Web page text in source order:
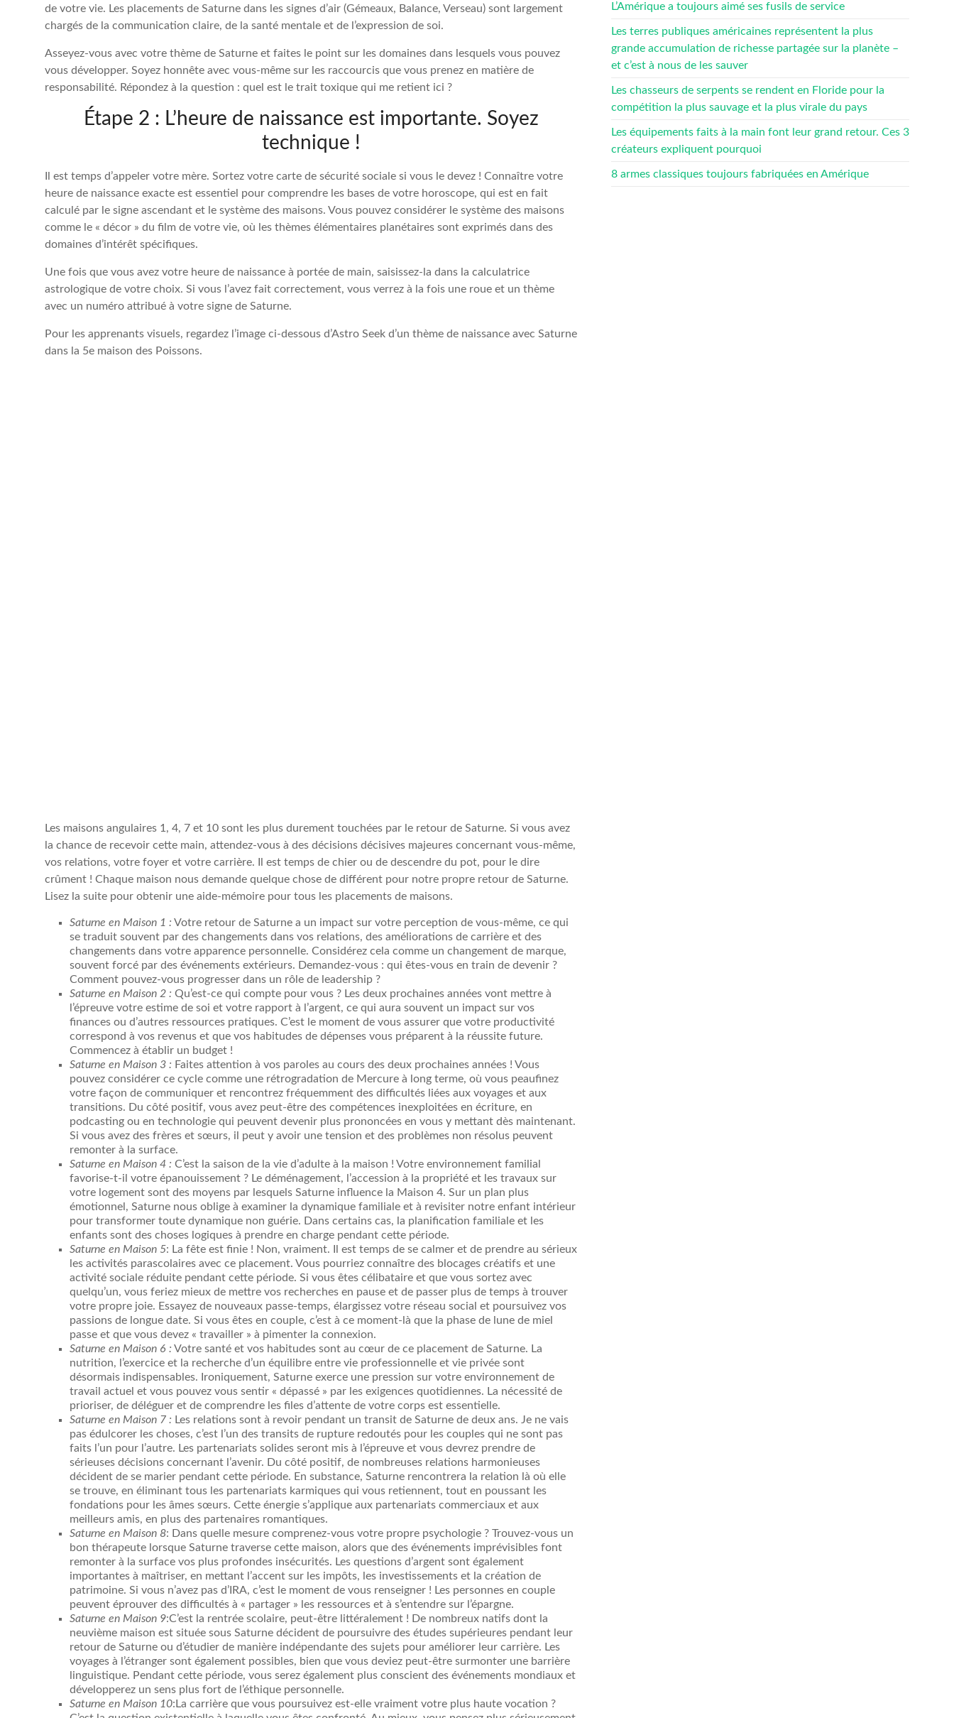
de votre vie. Les placements de Saturne dans les signes d’air (Gémeaux, Balance, Verseau) sont largement
chargés de la communication claire, de la santé mentale et de l’expression de soi.
Asseyez-vous avec votre thème de Saturne et faites le point sur les domaines dans lesquels vous pouvez
vous développer. Soyez honnête avec vous-même sur les raccourcis que vous prenez en matière de
responsabilité. Répondez à la question : quel est le trait toxique qui me retient ici ?
Étape 2 : L’heure de naissance est importante. Soyez
technique !
Il est temps d’appeler votre mère. Sortez votre carte de sécurité sociale si vous le devez ! Connaître votre
heure de naissance exacte est essentiel pour comprendre les bases de votre horoscope, qui est en fait
calculé par le signe ascendant et le système des maisons. Vous pouvez considérer le système des maisons
comme le « décor » du film de votre vie, où les thèmes élémentaires planétaires sont exprimés dans des
domaines d’intérêt spécifiques.
Une fois que vous avez votre heure de naissance à portée de main, saisissez-la dans la calculatrice
astrologique de votre choix. Si vous l’avez fait correctement, vous verrez à la fois une roue et un thème
avec un numéro attribué à votre signe de Saturne.
Pour les apprenants visuels, regardez l’image ci-dessous d’Astro Seek d’un thème de naissance avec Saturne
dans la 5e maison des Poissons.
Les maisons angulaires 1, 4, 7 et 10 sont les plus durement touchées par le retour de Saturne. Si vous avez
la chance de recevoir cette main, attendez-vous à des décisions décisives majeures concernant vous-même,
vos relations, votre foyer et votre carrière. Il est temps de chier ou de descendre du pot, pour le dire
crûment ! Chaque maison nous demande quelque chose de différent pour notre propre retour de Saturne.
Lisez la suite pour obtenir une aide-mémoire pour tous les placements de maisons.
Saturne en Maison 1 : Votre retour de Saturne a un impact sur votre perception de vous-même, ce qui
se traduit souvent par des changements dans vos relations, des améliorations de carrière et des
changements dans votre apparence personnelle. Considérez cela comme un changement de marque,
souvent forcé par des événements extérieurs. Demandez-vous : qui êtes-vous en train de devenir ?
Comment pouvez-vous progresser dans un rôle de leadership ?
Saturne en Maison 2 : Qu’est-ce qui compte pour vous ? Les deux prochaines années vont mettre à
l’épreuve votre estime de soi et votre rapport à l’argent, ce qui aura souvent un impact sur vos
finances ou d’autres ressources pratiques. C’est le moment de vous assurer que votre productivité
correspond à vos revenus et que vos habitudes de dépenses vous préparent à la réussite future.
Commencez à établir un budget !
Saturne en Maison 3 : Faites attention à vos paroles au cours des deux prochaines années ! Vous
pouvez considérer ce cycle comme une rétrogradation de Mercure à long terme, où vous peaufinez
votre façon de communiquer et rencontrez fréquemment des difficultés liées aux voyages et aux
transitions. Du côté positif, vous avez peut-être des compétences inexploitées en écriture, en
podcasting ou en technologie qui peuvent devenir plus prononcées en vous y mettant dès maintenant.
Si vous avez des frères et sœurs, il peut y avoir une tension et des problèmes non résolus peuvent
remonter à la surface.
Saturne en Maison 4 : C’est la saison de la vie d’adulte à la maison ! Votre environnement familial
favorise-t-il votre épanouissement ? Le déménagement, l’accession à la propriété et les travaux sur
votre logement sont des moyens par lesquels Saturne influence la Maison 4. Sur un plan plus
émotionnel, Saturne nous oblige à examiner la dynamique familiale et à revisiter notre enfant intérieur
pour transformer toute dynamique non guérie. Dans certains cas, la planification familiale et les
enfants sont des choses logiques à prendre en charge pendant cette période.
Saturne en Maison 5: La fête est finie ! Non, vraiment. Il est temps de se calmer et de prendre au sérieux
les activités parascolaires avec ce placement. Vous pourriez connaître des blocages créatifs et une
activité sociale réduite pendant cette période. Si vous êtes célibataire et que vous sortez avec
quelqu’un, vous feriez mieux de mettre vos recherches en pause et de passer plus de temps à trouver
votre propre joie. Essayez de nouveaux passe-temps, élargissez votre réseau social et poursuivez vos
passions de longue date. Si vous êtes en couple, c’est à ce moment-là que la phase de lune de miel
passe et que vous devez « travailler » à pimenter la connexion.
Saturne en Maison 6 : Votre santé et vos habitudes sont au cœur de ce placement de Saturne. La
nutrition, l’exercice et la recherche d’un équilibre entre vie professionnelle et vie privée sont
désormais indispensables. Ironiquement, Saturne exerce une pression sur votre environnement de
travail actuel et vous pouvez vous sentir « dépassé » par les exigences quotidiennes. La nécessité de
prioriser, de déléguer et de comprendre les files d’attente de votre corps est essentielle.
Saturne en Maison 7 : Les relations sont à revoir pendant un transit de Saturne de deux ans. Je ne vais
pas édulcorer les choses, c’est l’un des transits de rupture redoutés pour les couples qui ne sont pas
faits l’un pour l’autre. Les partenariats solides seront mis à l’épreuve et vous devrez prendre de
sérieuses décisions concernant l’avenir. Du côté positif, de nombreuses relations harmonieuses
décident de se marier pendant cette période. En substance, Saturne rencontrera la relation là où elle
se trouve, en éliminant tous les partenariats karmiques qui vous retiennent, tout en poussant les
fondations pour les âmes sœurs. Cette énergie s’applique aux partenariats commerciaux et aux
meilleurs amis, en plus des partenaires romantiques.
Saturne en Maison 8: Dans quelle mesure comprenez-vous votre propre psychologie ? Trouvez-vous un
bon thérapeute lorsque Saturne traverse cette maison, alors que des événements imprévisibles font
remonter à la surface vos plus profondes insécurités. Les questions d’argent sont également
importantes à maîtriser, en mettant l’accent sur les impôts, les investissements et la création de
patrimoine. Si vous n’avez pas d’IRA, c’est le moment de vous renseigner ! Les personnes en couple
peuvent éprouver des difficultés à « partager » les ressources et à s’entendre sur l’épargne.
Saturne en Maison 9:C’est la rentrée scolaire, peut-être littéralement ! De nombreux natifs dont la
neuvième maison est située sous Saturne décident de poursuivre des études supérieures pendant leur
retour de Saturne ou d’étudier de manière indépendante des sujets pour améliorer leur carrière. Les
voyages à l’étranger sont également possibles, bien que vous deviez peut-être surmonter une barrière
linguistique. Pendant cette période, vous serez également plus conscient des événements mondiaux et
développerez un sens plus fort de l’éthique personnelle.
Saturne en Maison 10:La carrière que vous poursuivez est-elle vraiment votre plus haute vocation ?
L’Amérique a toujours aimé ses fusils de service
Les terres publiques américaines représentent la plus
grande accumulation de richesse partagée sur la planète –
et c’est à nous de les sauver
Les chasseurs de serpents se rendent en Floride pour la
compétition la plus sauvage et la plus virale du pays
Les équipements faits à la main font leur grand retour. Ces 3
créateurs expliquent pourquoi
8 armes classiques toujours fabriquées en Amérique